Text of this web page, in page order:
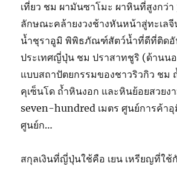
เที่ยว ชม ผามันซาโมะ ผาหินที่สูงกว่า
ลักษณะคล้ายงวงช้างหันหน้าสู่ทะเล
น้ำชุราอูมิ พิพิธภัณฑ์สัตว์น้ำที่ดีที่ติดอั
ประเทศญี่ปุ่น ชม ปราสาทชูริ (ด้านน
แบบสถาปัตยกรรมของชาวริวกิว ชม
คุเซ็นโด ถ้ำหินงอก และหินย้อยสวยง
seven-hundred เมตร ศูนย์การค้าอุ
ศูนย์ก…
สกุลเงินที่ญี่ปุ่นใช้คือ เยน เหรียญที่ใ